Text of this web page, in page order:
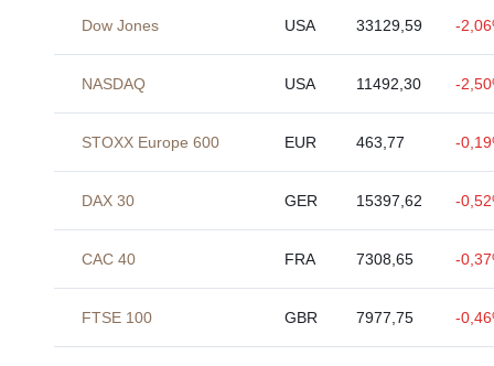
Dow Jones USA 33129,59 -
NASDAQ USA 11492,30 -
STOXX Europe 600 EUR 463,77 -
DAX 30 GER 15397,62 -
CAC 40 FRA 7308,65 -
FTSE 100 GBR 7977,75 -